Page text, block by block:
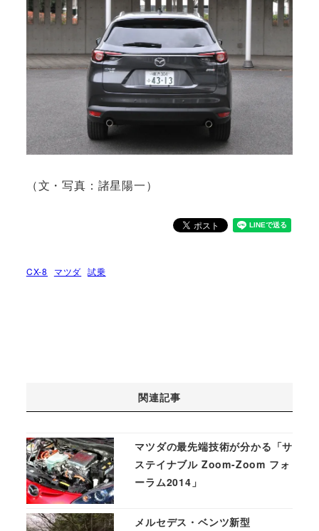
（文・写真：諸星陽一）
CX-8 マツダ 試乗
関連記事
マツダの最先端技術が分かる「サ
ステイナブル Zoom-Zoom フォ
ーラム2014」
メルセデス・ベンツ新型